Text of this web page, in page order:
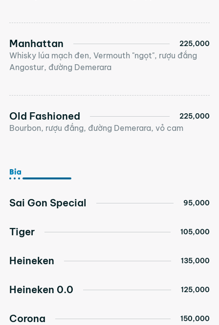
Manhattan 225,000
Whisky lúa mạch đen, Vermouth "ngọt", rượu đắng
Angostur, đường Demerara
Old Fashioned 225,000
Bourbon, rượu đắng, đường Demerara, vỏ cam
Bia
Sai Gon Special 95,000
Tiger 105,000
Heineken 135,000
Heineken 0.0 125,000
Corona 150,000